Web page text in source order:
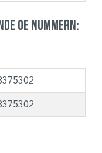
OE Nummern: